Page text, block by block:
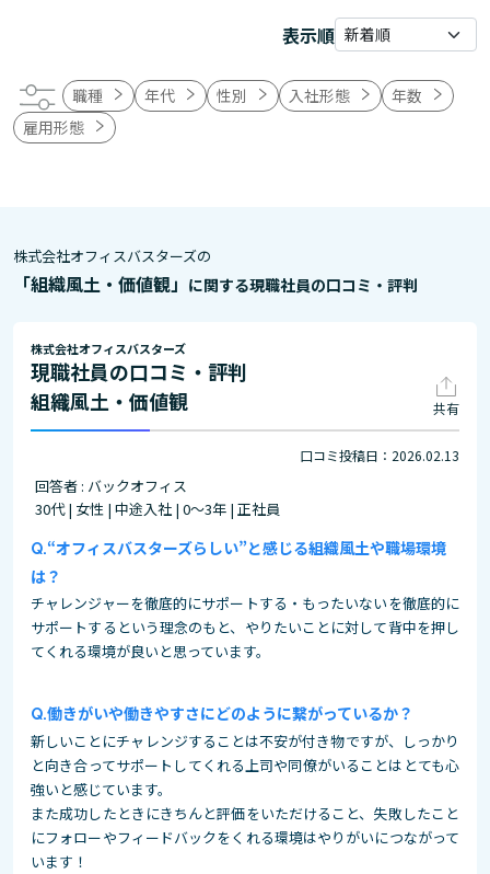
表示順
職種 年代 性別 入社形態
年数
雇用形態
株式会社オフィスバスターズの
「組織風土・価値観」 に関する現職社員の口コミ・評判
株式会社オフィスバスターズ
現職社員の口コミ・評判
組織風土・価値観
共有
口コミ投稿日：2026.02.13
回答者 : バックオフィス
30代 | 女性 | 中途入社 | 0～3年 | 正社員
“オフィスバスターズらしい”と感じる組織風土や職場環境
は？
チャレンジャーを徹底的にサポートする・もったいないを徹底的に
サポートするという理念のもと、やりたいことに対して背中を押し
てくれる環境が良いと思っています。
働きがいや働きやすさにどのように繋がっているか？
新しいことにチャレンジすることは不安が付き物ですが、しっかり
と向き合ってサポートしてくれる上司や同僚がいることはとても心
強いと感じています。
また成功したときにきちんと評価をいただけること、失敗したこと
にフォローやフィードバックをくれる環境はやりがいにつながって
います！